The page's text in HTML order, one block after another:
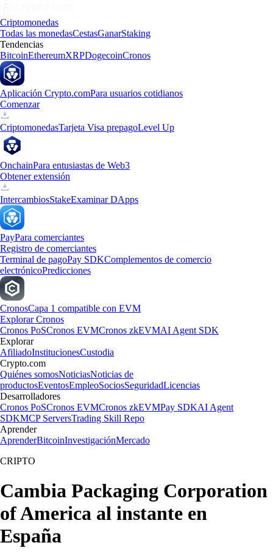
Criptomonedas
Todas las monedasCestasGanarStaking
Tendencias
BitcoinEthereumXRPDogecoinCronos
Aplicación Crypto.comPara usuarios cotidianos
Comenzar
CriptomonedasTarjeta Visa prepagoLevel Up
OnchainPara entusiastas de Web3
Obtener extensión
IntercambiosStakeExaminar DApps
PayPara comerciantes
Registro de comerciantes
Terminal de pagoPay SDKComplementos de comercio
electrónicoPredicciones
CronosCapa 1 compatible con EVM
Explorar Cronos
Cronos PoSCronos EVMCronos zkEVMAI Agent SDK
Explorar
AfiliadoInstitucionesCustodia
Crypto.com
Quiénes somosNoticiasNoticias de
productosEventosEmpleoSociosSeguridadLicencias
Desarrolladores
Cronos PoSCronos EVMCronos zkEVMPay SDKAI Agent
SDKMCP ServersTrading Skill Repo
Aprender
AprenderBitcoinInvestigaciónMercado
CRIPTO
Cambia Packaging Corporation
of America al instante en
España